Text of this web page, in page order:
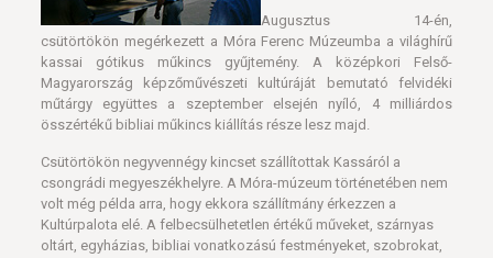
Augusztus 14-én,
csütörtökön megérkezett a Móra Ferenc Múzeumba a világhírű
kassai gótikus műkincs gyűjtemény. A középkori Felső-
Magyarország képzőművészeti kultúráját bemutató felvidéki
műtárgy együttes a szeptember elsején nyíló, 4 milliárdos
összértékű bibliai műkincs kiállítás része lesz majd.
Csütörtökön negyvennégy kincset szállítottak Kassáról a
csongrádi megyeszékhelyre. A Móra-múzeum történetében nem
volt még példa arra, hogy ekkora szállítmány érkezzen a
Kultúrpalota elé. A felbecsülhetetlen értékű műveket, szárnyas
oltárt, egyházias, bibliai vonatkozású festményeket, szobrokat,